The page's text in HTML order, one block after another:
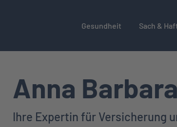
Gesundheit Sach &
Anna
Ihre Expertin für Versicherung